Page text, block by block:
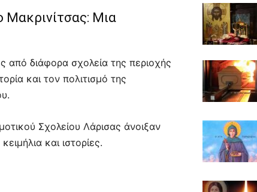
Μακρινίτσας: Μια
από διάφορα σχολεία της περιοχής
και τον πολιτισμό της
Σχολείου Λάρισας άνοιξαν
και ιστορίες.